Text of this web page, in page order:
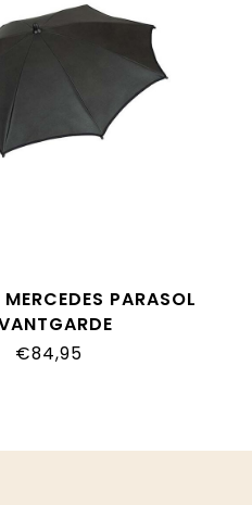
MERCEDES PARASOL
€84,95